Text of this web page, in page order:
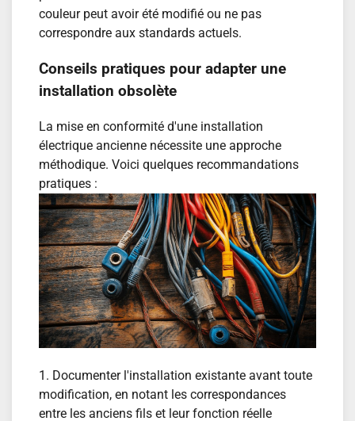
couleur peut avoir été modifié ou ne pas
correspondre aux standards actuels.
Conseils pratiques pour adapter une
installation obsolète
La mise en conformité d'une installation
électrique ancienne nécessite une approche
méthodique. Voici quelques recommandations
pratiques :
1. Documenter l'installation existante avant toute
modification, en notant les correspondances
entre les anciens fils et leur fonction réelle